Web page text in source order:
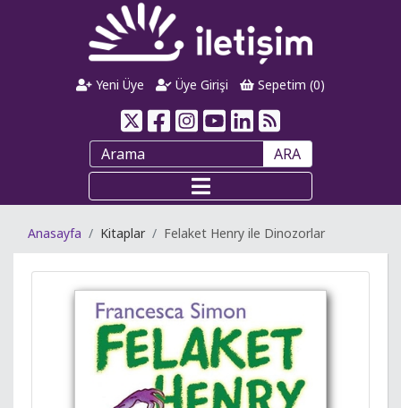
Yeni Üye Üye Girişi Sepetim (0)
ARA
Anasayfa Kitaplar Felaket Henry ile Dinozorlar